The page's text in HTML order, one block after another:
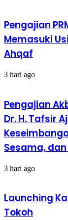
dan
Spirit
Milad
ke-
Muhammadiyah
Pengajian
Memasuki
Ahqaf
3 hari ago
Pengajian
Dr. H. Tafsir
Sesama,
3 hari ago
Launching
Tokoh